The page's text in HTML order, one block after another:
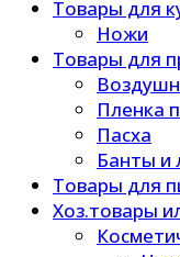
Товары для
Ножи
Товары для
Пленка
Пасха
Банты и
Товары для
Хоз.товары